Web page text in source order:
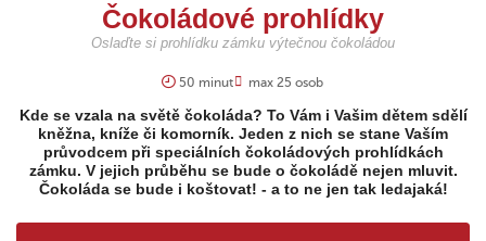
Čokoládové prohlídky
Oslaďte si prohlídku zámku výtečnou čokoládou
50 minut max 25 osob
Kde se vzala na světě čokoláda? To Vám i Vašim dětem sdělí
kněžna, kníže či komorník. Jeden z nich se stane Vaším
průvodcem při speciálních čokoládových prohlídkách
zámku. V jejich průběhu se bude o čokoládě nejen mluvit.
Čokoláda se bude i koštovat! - a to ne jen tak ledajaká!